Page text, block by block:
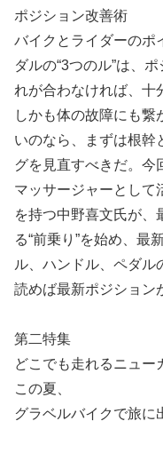
ポジション改善術
バイクとライダーのポ
ダルの“3つのル”は、
れが合わなければ、十
しかも体の故障にも繋
いのなら、まずは根幹
グを見直すべきだ。今
マッサージャーとして
を持つ中野喜文氏が、
る“前乗り”を始め、最
ル、ハンドル、ペダル
読めば最新ポジション
第二特集
どこでも走れるニュー
この夏、
グラベルバイクで旅に